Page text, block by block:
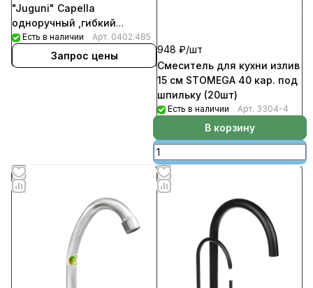
"Juguni" Capella
одноручный ,гибкий
излив.шпилька ,белый
(10шт/уп)
Есть в наличии Арт. 0402.485
Запрос цены 948 ₽/шт
Смеситель для кухни излив
15 см STOMEGA 40 кар. под
шпильку (20шт)
Есть в наличии Арт. 3304-4
В корзину